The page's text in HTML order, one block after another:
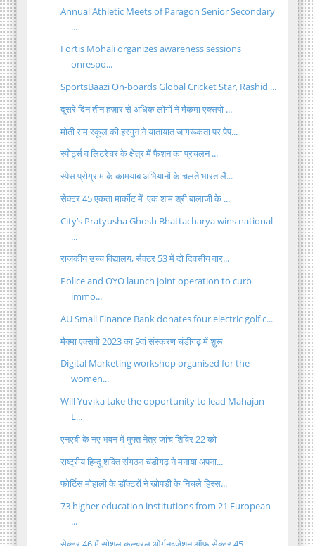
Annual Athletic Meets of Paragon Senior Secondary
...
Fortis Mohali organizes awareness sessions
onrespo...
SportsBaazi On-boards Global Cricket Star, Rashid ...
दूसरे दिन तीन हज़ार से अधिक लोगों ने मैकमा एक्सपो ...
मोती राम स्कूल की हरगुन ने यातायात जागरूकता पर पेप...
स्पोर्ट्स व लिटरेचर के क्षेत्र में फैशन का प्रचलन ...
स्पेस प्रोग्राम के कामयाब अभियानों के चलते भारत लै...
सेक्टर 45 एकता मार्कीट में 'एक शाम श्री बालाजी के ...
City’s Pratyusha Ghosh Bhattacharya wins national
...
राजकीय उच्च विद्यालय, सैक्टर 53 में दो दिवसीय वार...
Police and OYO launch joint operation to curb
immo...
AU Small Finance Bank donates four electric golf c...
मैक्मा एक्सपो 2023 का 9वां संस्करण चंडीगढ़ में शुरू
Digital Marketing workshop organised for the
women...
Will Yuvika take the opportunity to lead Mahajan
E...
एनएबी के नए भवन में मुफ्त नेत्र जांच शिविर 22 को
राष्ट्रीय हिन्दू शक्ति संगठन चंडीगढ़ ने मनाया अपना...
फोर्टिस मोहाली के डॉक्टरों ने खोपड़ी के निचले हिस्स...
73 higher education institutions from 21 European
...